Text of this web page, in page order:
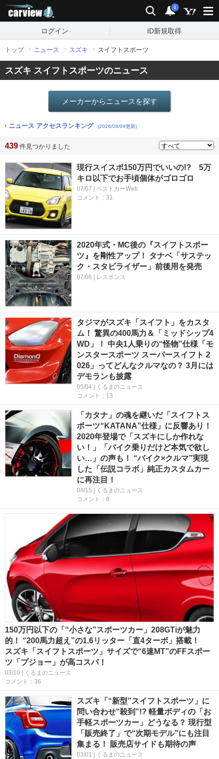
検索 通知
i
ログイン ID新規取得
トップ ニュース スズキ スイフトスポーツ
スズキ スイフトスポーツのニュース
メーカーからニュースを探す
ニュース アクセスランキング (2026/08/09更新)
439 件見つかりました
現行スイスポ150万円でいいの!? 5万
キロ以下でお手頃個体がゴロゴロ
07/07 | ベストカーWeb
コメント：31
2020年式・MC後の『スイフトスポー
ツ』を剛性アップ！ タナベ「サステッ
ク・スタビライザー」前後用を発売
07/06 | レスポンス
タジマがスズキ「スイフト」をカスタ
ム！ 驚異の400馬力＆「ミッドシップ4
WD」！ 中央1人乗りの“怪物”仕様「モ
ンスタースポーツ スーパースイフト 2
026」ってどんなクルマなの？ 3月には
デモランも披露
05/04 | くるまのニュース
コメント：13
「カタナ」の魂を継いだ「スイフトス
ポーツ“KATANA”仕様」に反響あり！
2020年登場で「スズキにしか作れな
い！」「バイク乗りだけど本気で欲し
い…」の声も！ “バイク×クルマ”実現
した「伝説コラボ」純正カスタムカー
に再注目！
04/15 | くるまのニュース
コメント：6
150万円以下の「“小さな”スポーツカー」208GTiが魅力
的！ “200馬力超え”の1.6リッター「直4ターボ」搭載！
スズキ「スイフトスポーツ」サイズで“6速MT”のFFスポー
ツ「プジョー」が高コスパ！
03/10 | くるまのニュース
コメント：36
スズキ「“新型”スイフトスポーツ」に
問い合わせ“殺到”!? 軽量ボディの「お
手軽スポーツカー」どうなる？ 現行型
「販売終了」で“次期モデル”にも注目
集まる！ 販売店サイドも期待の声
03/01 | くるまのニュース